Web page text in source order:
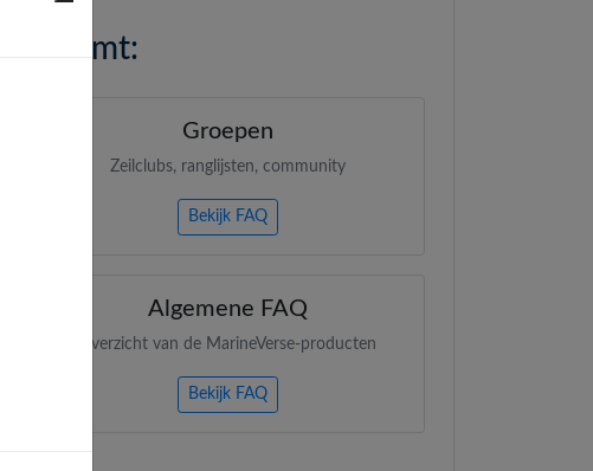
Groepen
Zeilclubs, ranglijsten, community
Bekijk FAQ
Algemene FAQ
Overzicht van de MarineVerse-producten
Bekijk FAQ